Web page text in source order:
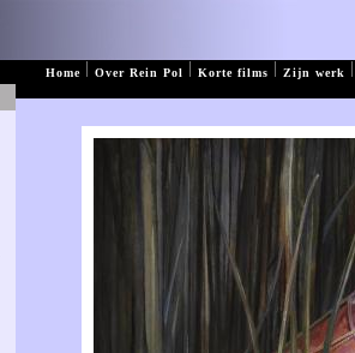
Home Over Rein Pol Korte films Zijn werk